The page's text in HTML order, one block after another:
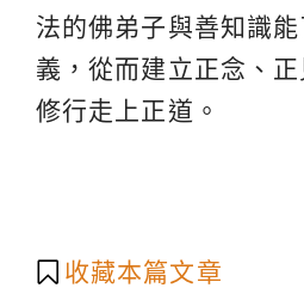
法的佛弟子與善知識
義，從而建立正念、
修行走上正道。
收藏本篇文章